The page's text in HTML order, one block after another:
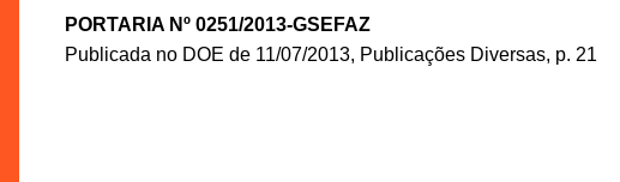
PORTARIA Nº 0251/2013-GSEFAZ
Publicada no DOE de 11/07/2013, Publicações Diversas, p. 21